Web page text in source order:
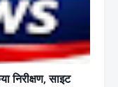
निरीक्षण, साइट